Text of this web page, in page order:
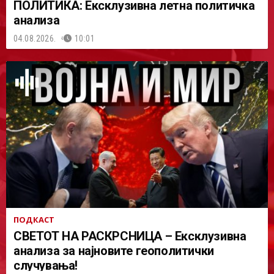
ПОЛИТИКА: Ексклузивна летна политичка
анализа
04.08.2026. 10:01
ПОДКАСТ
СВЕТОТ НА РАСКРСНИЦА – Ексклузивна
анализа за најновите геополитички
случувања!